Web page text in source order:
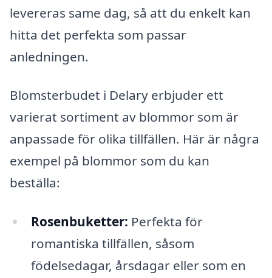
levereras same dag, så att du enkelt kan
hitta det perfekta som passar
anledningen.
Blomsterbudet i Delary erbjuder ett
varierat sortiment av blommor som är
anpassade för olika tillfällen. Här är några
exempel på blommor som du kan
beställa:
Rosenbuketter: Perfekta för
romantiska tillfällen, såsom
födelsedagar, årsdagar eller som en